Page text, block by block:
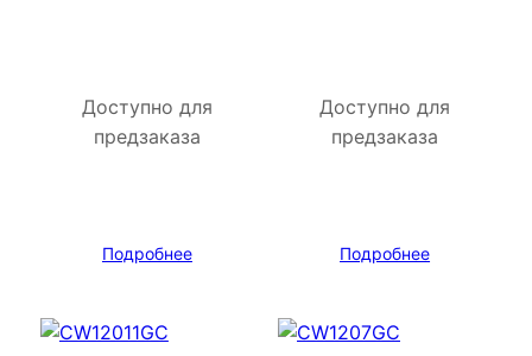
Доступно для
предзаказа
Подробнее
Доступно для
предзаказа
Подробнее